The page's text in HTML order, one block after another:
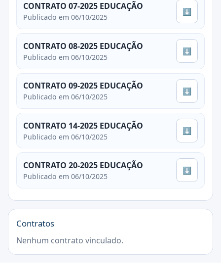
CONTRATO 07-2025 EDUCAÇÃO
Publicado em 06/10/2025
⬇
CONTRATO 08-2025 EDUCAÇÃO
Publicado em 06/10/2025
⬇
CONTRATO 09-2025 EDUCAÇÃO
Publicado em 06/10/2025
⬇
CONTRATO 14-2025 EDUCAÇÃO
Publicado em 06/10/2025
⬇
CONTRATO 20-2025 EDUCAÇÃO
Publicado em 06/10/2025
⬇
Contratos
Nenhum contrato vinculado.